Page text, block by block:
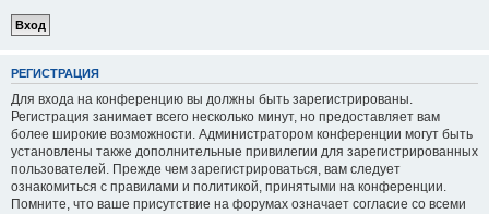
РЕГИСТРАЦИЯ
Для входа на конференцию вы должны быть зарегистрированы.
Регистрация занимает всего несколько минут, но предоставляет вам
более широкие возможности. Администратором конференции могут быть
установлены также дополнительные привилегии для зарегистрированных
пользователей. Прежде чем зарегистрироваться, вам следует
ознакомиться с правилами и политикой, принятыми на конференции.
Помните, что ваше присутствие на форумах означает согласие со всеми